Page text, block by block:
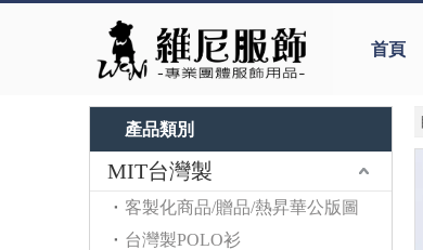
首頁
產品類別
MIT台灣製
客製化商品/贈品/熱昇華公版圖
台灣製POLO衫